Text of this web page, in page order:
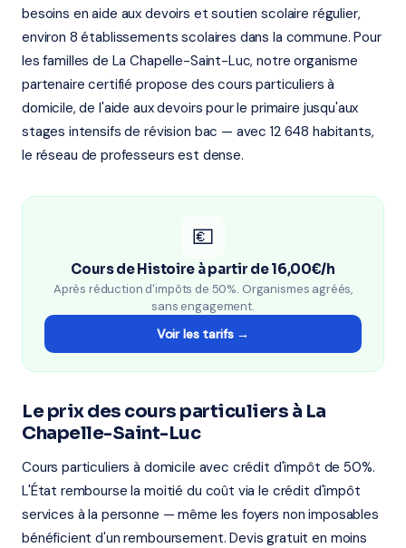
besoins en aide aux devoirs et soutien scolaire régulier,
environ 8 établissements scolaires dans la commune. Pour
les familles de La Chapelle-Saint-Luc, notre organisme
partenaire certifié propose des cours particuliers à
domicile, de l'aide aux devoirs pour le primaire jusqu'aux
stages intensifs de révision bac — avec 12 648 habitants,
le réseau de professeurs est dense.
💶
Cours de Histoire à partir de 16,00€/h
Après réduction d'impôts de 50%. Organismes agréés,
sans engagement.
Voir les tarifs →
Le prix des cours particuliers à La
Chapelle-Saint-Luc
Cours particuliers à domicile avec crédit d'impôt de 50%.
L'État rembourse la moitié du coût via le crédit d'impôt
services à la personne — même les foyers non imposables
bénéficient d'un remboursement. Devis gratuit en moins